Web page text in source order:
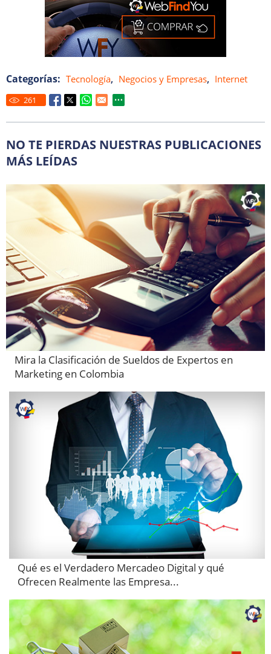
Categorías: Tecnología, Negocios y Empresas, Internet
261
NO TE PIERDAS NUESTRAS PUBLICACIONES
MÁS LEÍDAS
Mira la Clasificación de Sueldos de Expertos en
Marketing en Colombia
Qué es el Verdadero Mercadeo Digital y qué
Ofrecen Realmente las Empresa...